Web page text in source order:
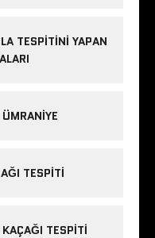
TESPITINI YAPAN
TESPITI
TESPITI